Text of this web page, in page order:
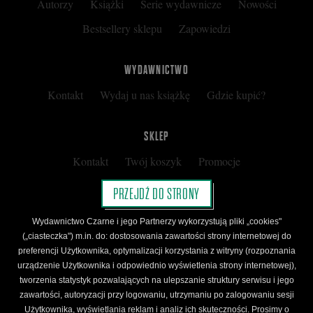
Autorzy Książki Serie wydawnicze
Nowości
Bestsellery sklepu
Zapowiedzi
WYDAWNICTWO
Kontakt Wydaj u nas książkę Gdzie kupić?
SKLEP
Kontakt Twój koszyk
Promocje
Kup kartę podarunkową
Nota prawna
Regulamin
Polityka prywatności
Regulamin Klubu Czarnego
Regulamin Karty Podarunkowej
ŚLEDŹ CZARNE
PRZEJDŹ DO STRONY
Wydawnictwo Czarne i jego Partnerzy wykorzystują pliki „cookies"
(„ciasteczka") m.in. do: dostosowania zawartości strony internetowej do
preferencji Użytkownika, optymalizacji korzystania z witryny (rozpoznania
urządzenie Użytkownika i odpowiednio wyświetlenia strony internetowej),
tworzenia statystyk pozwalających na ulepszanie struktury serwisu i jego
zawartości, autoryzacji przy logowaniu, utrzymaniu po zalogowaniu sesji
Użytkownika, wyświetlania reklam i analiz ich skuteczności. Prosimy o